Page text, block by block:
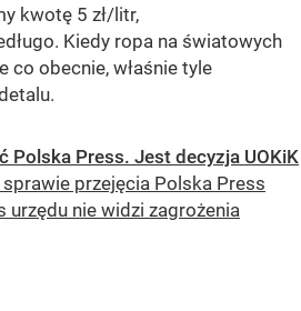
kwotę 5 zł/litr,
Kiedy ropa na światowych
co obecnie, właśnie tyle
Polska Press. Jest decyzja UOKiK
sprawie przejęcia Polska Press
urzędu nie widzi zagrożenia